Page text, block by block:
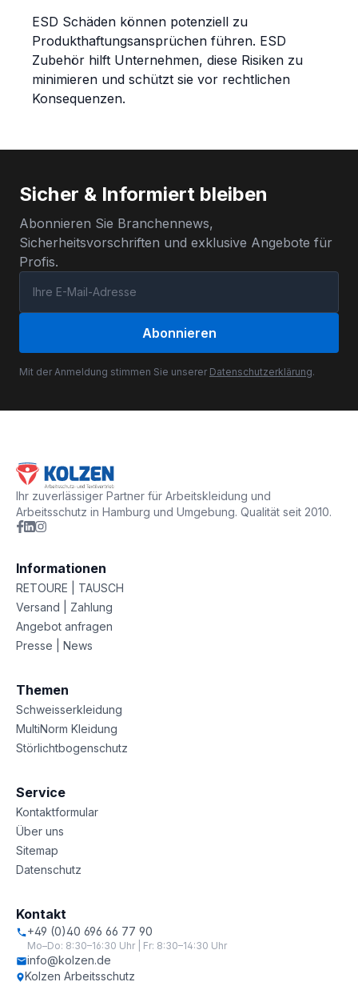
ESD Schäden können potenziell zu
Produkthaftungsansprüchen führen. ESD
Zubehör hilft Unternehmen, diese Risiken zu
minimieren und schützt sie vor rechtlichen
Konsequenzen.
Sicher & Informiert bleiben
Abonnieren Sie Branchennews,
Sicherheitsvorschriften und exklusive Angebote für
Profis.
Abonnieren
Mit der Anmeldung stimmen Sie unserer Datenschutzerklärung.
Ihr zuverlässiger Partner für Arbeitskleidung und
Arbeitsschutz in Hamburg und Umgebung. Qualität seit 2010.
Informationen
RETOURE | TAUSCH
Versand | Zahlung
Angebot anfragen
Presse | News
Themen
Schweisserkleidung
MultiNorm Kleidung
Störlichtbogenschutz
Service
Kontaktformular
Über uns
Sitemap
Datenschutz
Kontakt
+49 (0)40 696 66 77 90
Mo–Do: 8:30–16:30 Uhr | Fr: 8:30–14:30 Uhr
info@kolzen.de
Kolzen Arbeitsschutz